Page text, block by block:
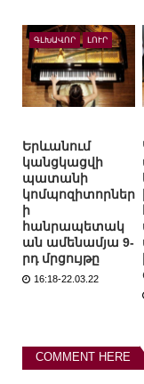
ԳԼԽԱՎՈՐ ԼՈՒՐ
Երևանում
կանցկացվի
պատանի
կոմպոզիտորներ
ի
հանրապետակ
ան ամենամյա 9-
րդ մրցույթը
16:18-22.03.22
COMMENT HERE